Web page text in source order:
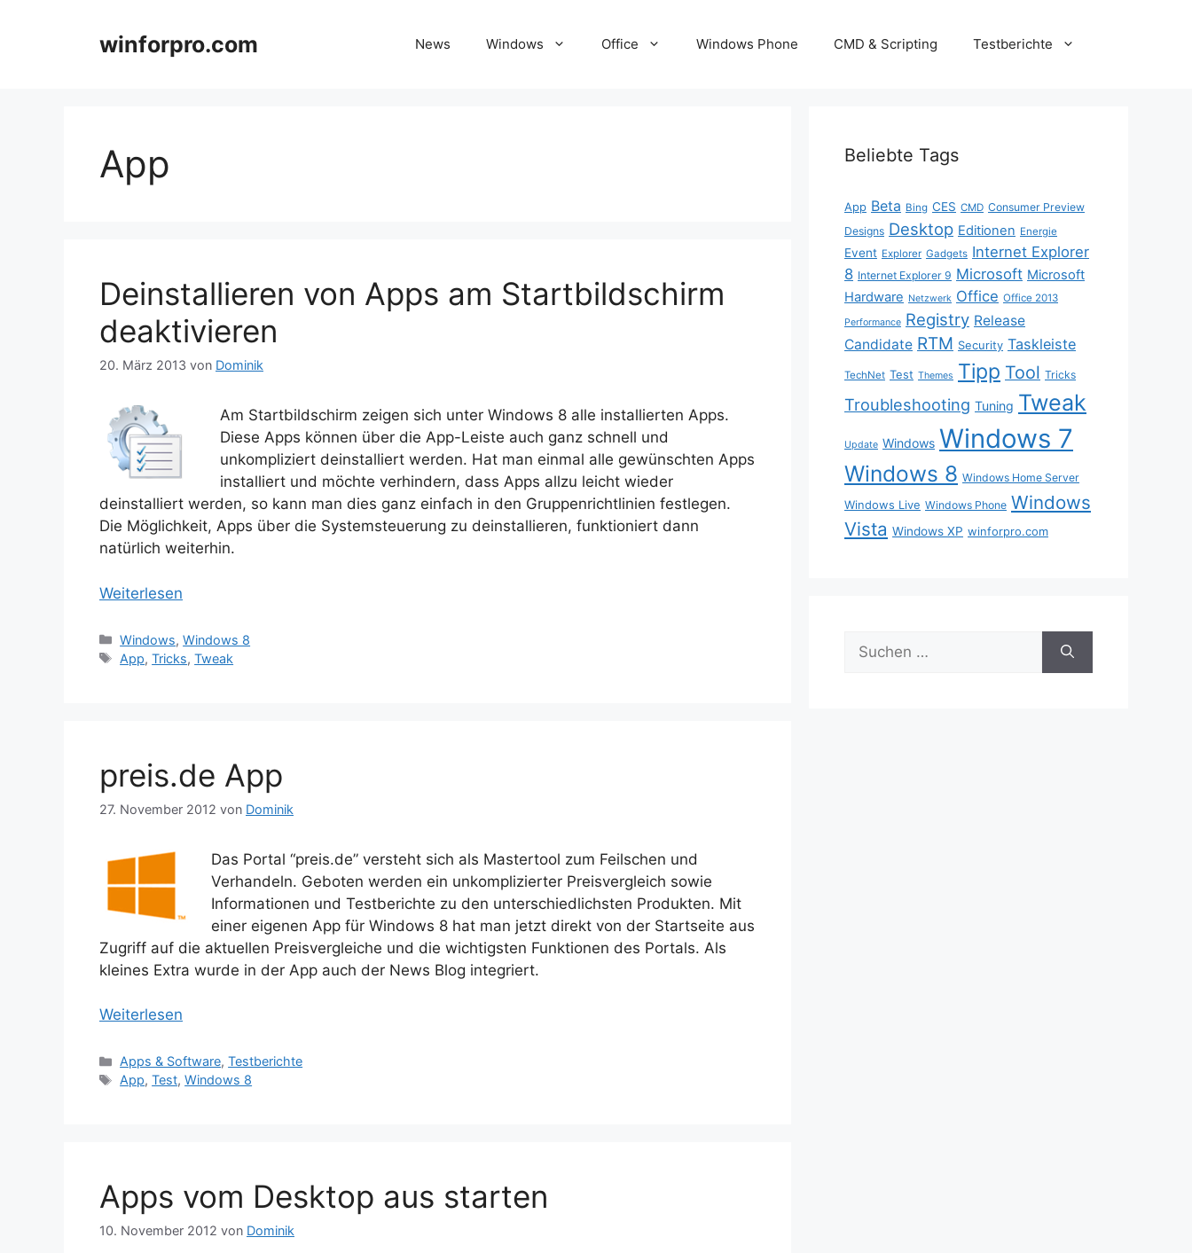
winforpro.com News Windows Office Windows Phone CMD & Scripting Testberichte
App
Deinstallieren von Apps am Startbildschirm
deaktivieren
20. März 2013 von Dominik
Am Startbildschirm zeigen sich unter Windows 8 alle installierten Apps.
Diese Apps können über die App-Leiste auch ganz schnell und
unkompliziert deinstalliert werden. Hat man einmal alle gewünschten Apps
installiert und möchte verhindern, dass Apps allzu leicht wieder
deinstalliert werden, so kann man dies ganz einfach in den Gruppenrichtlinien festlegen.
Die Möglichkeit, Apps über die Systemsteuerung zu deinstallieren, funktioniert dann
natürlich weiterhin.
Weiterlesen
Kategorien
Windows,Windows 8
Schlagwörter
App,Tricks,Tweak
preis.de App
27. November 2012 von Dominik
Das Portal “preis.de” versteht sich als Mastertool zum Feilschen und
Verhandeln. Geboten werden ein unkomplizierter Preisvergleich sowie
Informationen und Testberichte zu den unterschiedlichsten Produkten. Mit
einer eigenen App für Windows 8 hat man jetzt direkt von der Startseite aus
Zugriff auf die aktuellen Preisvergleiche und die wichtigsten Funktionen des Portals. Als
kleines Extra wurde in der App auch der News Blog integriert.
Weiterlesen
Kategorien
Apps & Software,Testberichte
Schlagwörter
App,Test,Windows 8
Apps vom Desktop aus starten
10. November 2012 von Dominik
Beliebte Tags
App Beta Bing CES CMD Consumer Preview
Designs Desktop Editionen Energie
Event Explorer Gadgets Internet Explorer
8 Internet Explorer 9 Microsoft Microsoft
Hardware Netzwerk Office Office 2013
Performance Registry Release
Candidate RTM Security Taskleiste
TechNet Test Themes Tipp Tool Tricks
Troubleshooting Tuning Tweak
Update Windows Windows 7
Windows 8 Windows Home Server
Windows Live Windows Phone Windows
Vista Windows XP winforpro.com
Suche
nach: